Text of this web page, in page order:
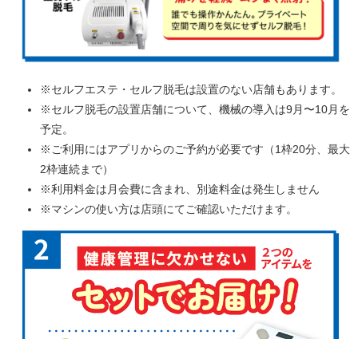
※セルフエステ・セルフ脱毛は設置のない店舗もあります。
※セルフ脱毛の設置店舗について、機械の導入は9月〜10月を
予定。
※ご利用にはアプリからのご予約が必要です（1枠20分、最大
2枠連続まで）
※利用料金は月会費に含まれ、別途料金は発生しません
※マシンの使い方は店頭にてご確認いただけます。